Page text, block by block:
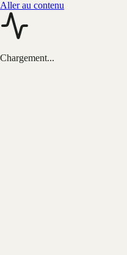
Aller au contenu
Chargement...